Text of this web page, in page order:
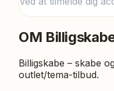
OM
Billigskabe – skabe
outlet/tema-tilbud.